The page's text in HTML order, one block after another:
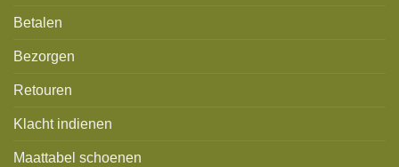
Betalen
Bezorgen
Retouren
Klacht indienen
Maattabel schoenen